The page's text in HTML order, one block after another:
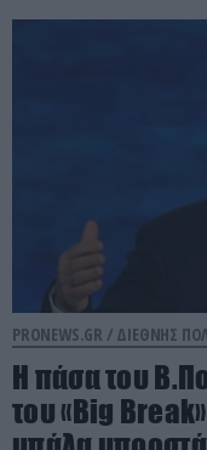
PRONEWS.GR / ΔΙΕΘΝΗΣ
Η πάσα του
του «Big